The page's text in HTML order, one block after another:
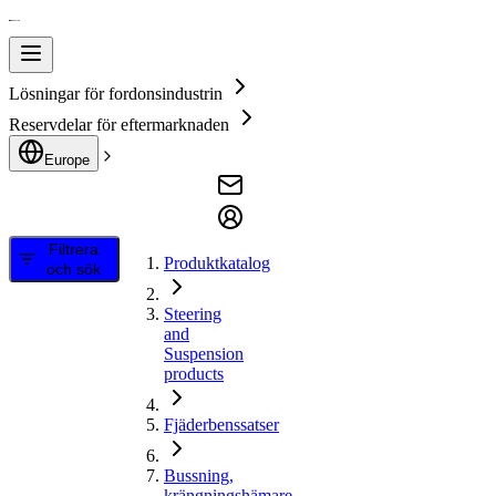
Lösningar för fordonsindustrin
Reservdelar för eftermarknaden
Europe
Filtrera
och sök
Produktkatalog
Steering
and
Suspension
products
Fjäderbenssatser
Bussning,